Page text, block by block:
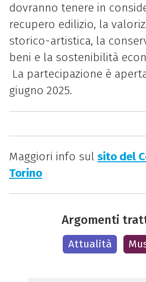
dovranno tenere in
recupero edilizio, la
storico-artistica, la
beni e la sostenibilità
La partecipazione è
giugno 2025.
Maggiori info sul sito del
Torino
Argomenti
Attualità